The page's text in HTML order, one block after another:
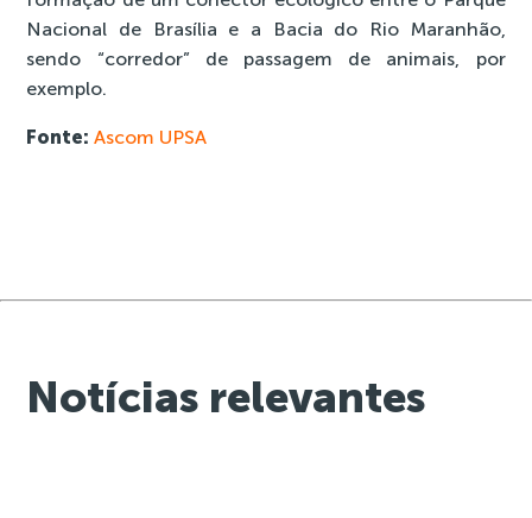
Nacional de Brasília e a Bacia do Rio Maranhão,
sendo “corredor” de passagem de animais, por
exemplo.
Fonte: Ascom UPSA
Notícias relevantes